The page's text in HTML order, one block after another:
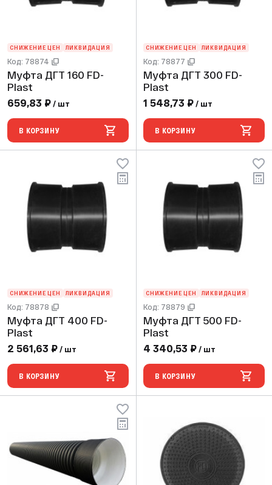
СНИЖЕНИЕ ЦЕН ЛИКВИДАЦИЯ
Код: 78874
Муфта ДГТ 160 FD-
Plast
659,83 ₽ / шт
В КОРЗИНУ
СНИЖЕНИЕ ЦЕН ЛИКВИДАЦИЯ
Код: 78877
Муфта ДГТ 300 FD-
Plast
1 548,73 ₽ / шт
В КОРЗИНУ
СНИЖЕНИЕ ЦЕН ЛИКВИДАЦИЯ
Код: 78878
Муфта ДГТ 400 FD-
Plast
2 561,63 ₽ / шт
В КОРЗИНУ
СНИЖЕНИЕ ЦЕН ЛИКВИДАЦИЯ
Код: 78879
Муфта ДГТ 500 FD-
Plast
4 340,53 ₽ / шт
В КОРЗИНУ